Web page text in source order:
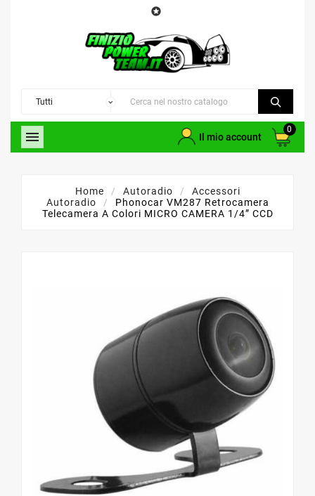

 Il mio account
0
Home Autoradio
Accessori
Autoradio
Phonocar VM287 Retrocamera
Telecamera A Colori MICRO CAMERA 1/4” CCD